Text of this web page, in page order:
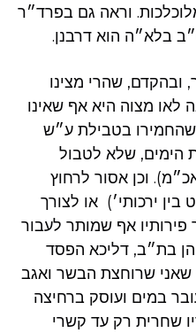
וראה גם בפרד״ר
בלא״ה הוא דרבנן.
ובהקדם, שהרי מצינו
לאו מצוה היא אף שאינו
שהחמירו בטבילת ע״ש
הימים, שלא לטבול
וכן אסור לרחוץ
ירכותי׳) או לצורך
אף שמותר לעבור
בת״ב, דליכא הפסד
שרוחצת הבשר ואגב
במים ועוסק ברחיצה
שחרית רק עד קשרי